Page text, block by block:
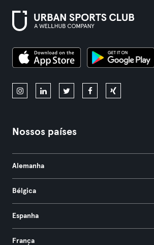
Nossos países
Alemanha
Bélgica
Espanha
França